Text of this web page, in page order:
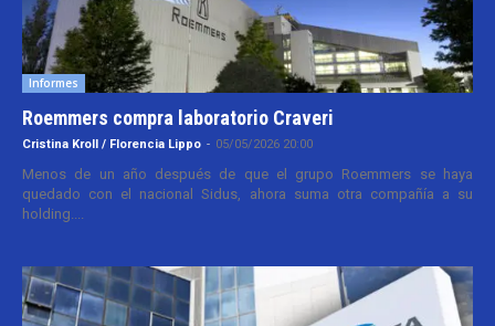
Informes
Roemmers compra laboratorio Craveri
Cristina Kroll / Florencia Lippo - 05/05/2026 20:00
Menos de un año después de que el grupo Roemmers se haya
quedado con el nacional Sidus, ahora suma otra compañía a su
holding....